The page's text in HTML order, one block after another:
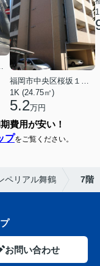
３丁目
1K (24.75㎡)
5.2万円
費用が安い！
プをご覧ください。
ペリアル舞鶴 7階
お問い合わせ